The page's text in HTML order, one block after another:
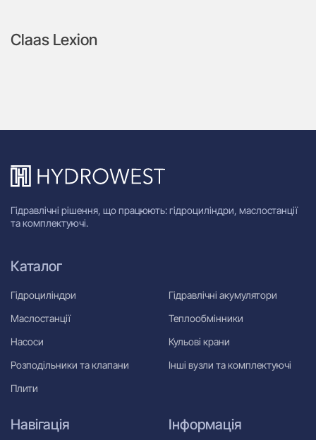
Claas Lexion
Гідравлічні рішення, що працюють: гідроциліндри, маслостанції
та комплектуючі.
Навігація
Каталог
Гідроциліндри
Маслостанції
Насоси
Розподільники та клапани
Плити
Гідравлічні акумулятори
Теплообмінники
Кульові крани
Інші вузли та комплектуючі
Інформація